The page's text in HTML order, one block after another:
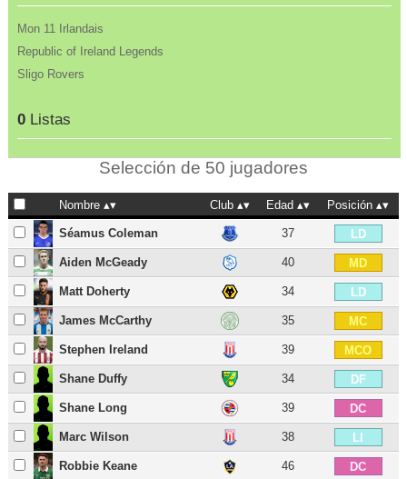
Mon 11 Irlandais
Republic of Ireland Legends
Sligo Rovers
0Listas
Selección de 50 jugadores
Nombre Club Edad Posición
Séamus Coleman 37 LD
Aiden McGeady 40 MD
Matt Doherty 34 LD
James McCarthy 35 MC
Stephen Ireland 39 MCO
Shane Duffy 34 DF
Shane Long 39 DC
Marc Wilson 38 LI
Robbie Keane 46 DC